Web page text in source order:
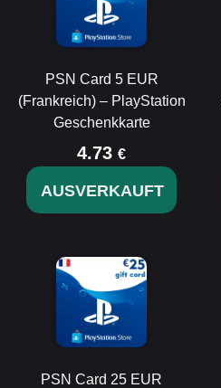
PSN Card 5 EUR
(Frankreich) – PlayStation
Geschenkkarte
4.73 €
AUSVERKAUFT
PSN Card 25 EUR